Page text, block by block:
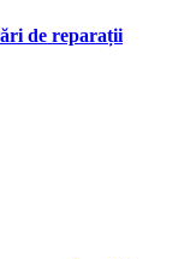
de reparații